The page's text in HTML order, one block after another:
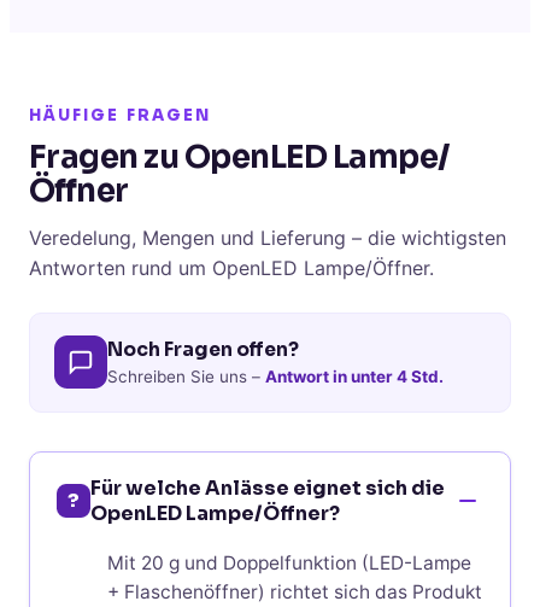
HÄUFIGE FRAGEN
Fragen zu OpenLED Lampe/
Öffner
Veredelung, Mengen und Lieferung – die wichtigsten
Antworten rund um OpenLED Lampe/Öffner.
Noch Fragen offen?
Schreiben Sie uns – Antwort in unter 4 Std.
? Für welche Anlässe eignet sich die
OpenLED Lampe/Öffner?
Mit 20 g und Doppelfunktion (LED-Lampe
+ Flaschenöffner) richtet sich das Produkt